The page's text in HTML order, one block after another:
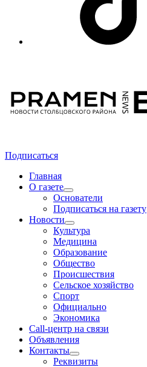
Подписаться
Главная
О газете
Основатели
Подписаться на газету
Новости
Культура
Медицина
Образование
Общество
Происшествия
Сельское хозяйство
Спорт
Официально
Экономика
Call-центр на связи
Объявления
Контакты
Реквизиты